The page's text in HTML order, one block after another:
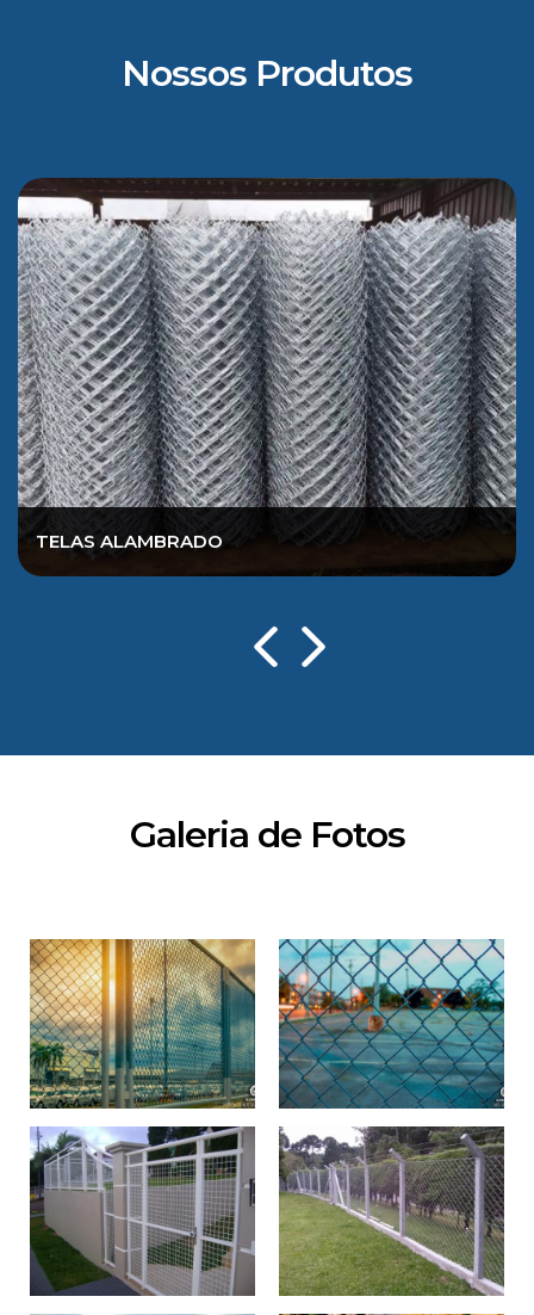
Nossos Produtos
TELAS ALAMBRADO
Galeria de Fotos